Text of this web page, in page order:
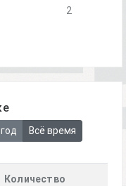
2
Всё время
Количество